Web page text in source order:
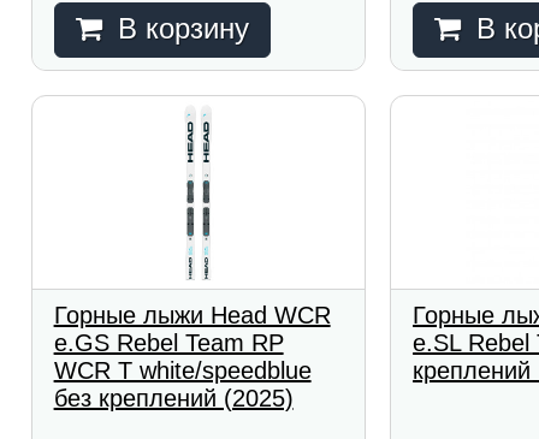
В корзину В
Горные лыжи Head WCR
e.GS Rebel Team RP
WCR T white/speedblue
без креплений (2025)
Горные
e.SL Rebel
креплений